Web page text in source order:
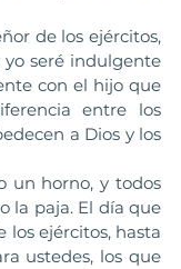
seré indulgente
con el hijo que
entre los
a Dios y los
la paja. El día que
los ejércitos, hasta
ustedes, los que